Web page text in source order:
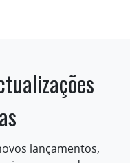
lançamentos,